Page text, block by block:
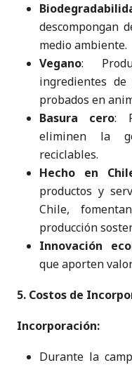
descompongan
medio ambiente.
Vegano:
ingredientes
probados en
Basura cero:
eliminen la
reciclables.
Hecho en
productos y
Chile,
producción
Innovación
que aporten
5. Costos de
Incorporación:
Durante la